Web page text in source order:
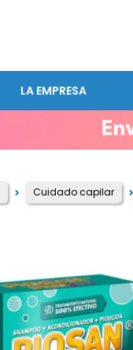
LA EMPRESA
Cuidado capilar